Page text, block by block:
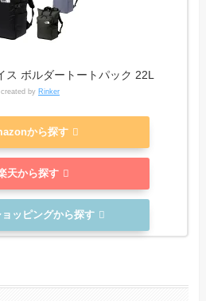
ス ボルダートートパック 22L
created by Rinker
から探す
天から探す
ッピングから探す